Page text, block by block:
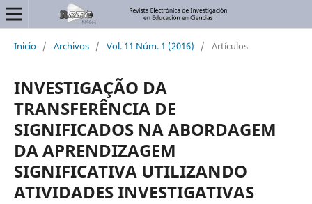
Inicio / Archivos / Vol. 11 Núm. 1 (2016) / Artículos
INVESTIGAÇÃO DA
TRANSFERÊNCIA DE
SIGNIFICADOS NA ABORDAGEM
DA APRENDIZAGEM
SIGNIFICATIVA UTILIZANDO
ATIVIDADES INVESTIGATIVAS